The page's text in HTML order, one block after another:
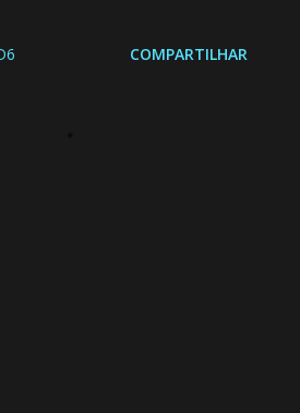
COMPARTILHAR